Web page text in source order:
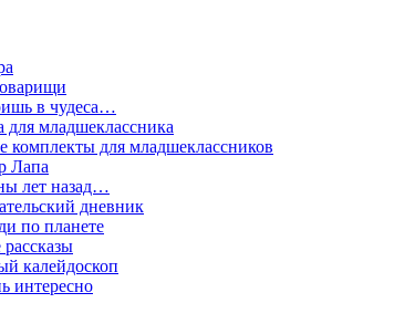
в чудеса…
для младшеклассника
для младшеклассников
Лапа
лет назад…
дневник
по планете
калейдоскоп
интересно